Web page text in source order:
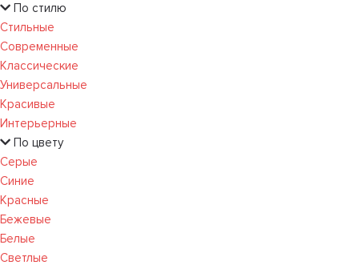
По стилю
Стильные
Современные
Классические
Универсальные
Красивые
Интерьерные
По цвету
Серые
Синие
Красные
Бежевые
Белые
Светлые